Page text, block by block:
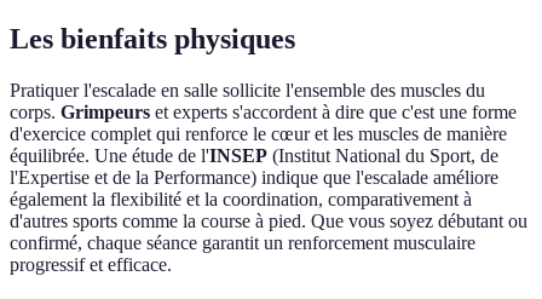
Les bienfaits physiques
Pratiquer l'escalade en salle sollicite l'ensemble des muscles du
corps. Grimpeurs et experts s'accordent à dire que c'est une forme
d'exercice complet qui renforce le cœur et les muscles de manière
équilibrée. Une étude de l'INSEP (Institut National du Sport, de
l'Expertise et de la Performance) indique que l'escalade améliore
également la flexibilité et la coordination, comparativement à
d'autres sports comme la course à pied. Que vous soyez débutant ou
confirmé, chaque séance garantit un renforcement musculaire
progressif et efficace.